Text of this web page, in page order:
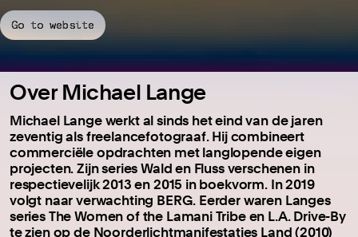
Go to website
Over Michael Lange
Michael Lange werkt al sinds het eind van de jaren
zeventig als freelancefotograaf. Hij combineert
commerciële opdrachten met langlopende eigen
projecten. Zijn series Wald en Fluss verschenen in
respectievelijk 2013 en 2015 in boekvorm. In 2019
volgt naar verwachting BERG. Eerder waren Langes
series The Women of the Lamani Tribe en L.A. Drive-By
te zien op de Noorderlichtmanifestaties Land (2010)